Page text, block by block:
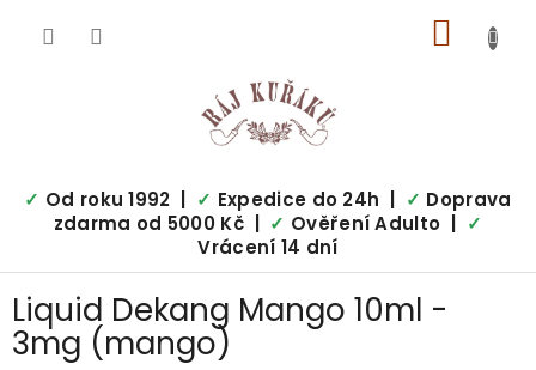
KOŠÍK
✓ Od roku 1992 | ✓ Expedice do 24h | ✓ Doprava
zdarma od 5000 Kč | ✓ Ověření Adulto |
✓
Vrácení 14 dní
Liquid Dekang Mango 10ml -
3mg (mango)